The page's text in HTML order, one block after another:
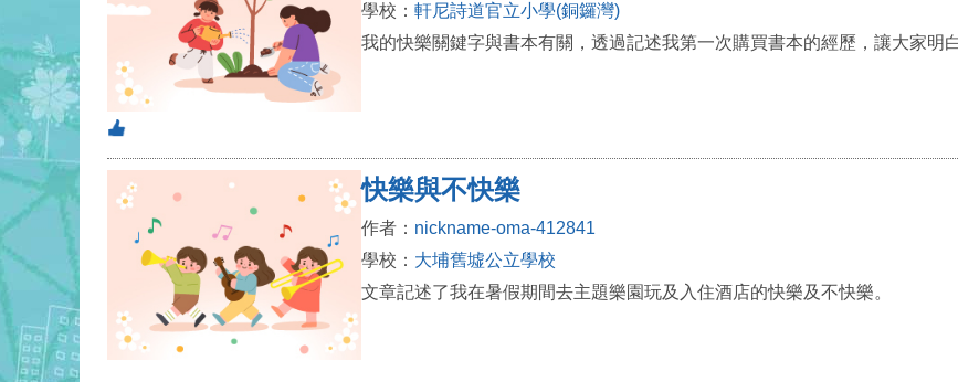
學校： 軒尼詩道官立小學(銅鑼灣)
我的快樂關鍵字與書本有關，透過記述我第一次購買書本的經歷，讓大家明
快樂與不快樂
作者： nickname-oma-412841
學校： 大埔舊墟公立學校
文章記述了我在暑假期間去主題樂園玩及入住酒店的快樂及不快樂。